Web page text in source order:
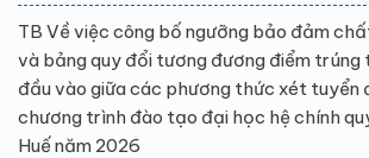
TB Về việc công bố ngưỡng bảo đảm
và bảng quy đổi tương đương điểm trúng
đầu vào giữa các phương thức xét tuyển
chương trình đào tạo đại học hệ chính
Huế năm 2026